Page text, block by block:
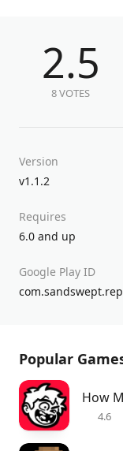
2.5
8 VOTES
Version
v1.1.2
Requires
6.0 and up
Google Play ID
Popular
How
4.6